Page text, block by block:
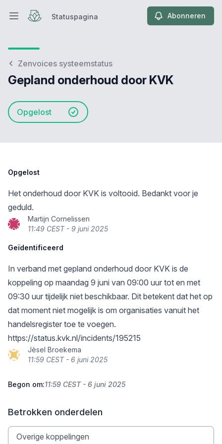
Hoofdmenu openen
Statuspagina Abonneren
Zenvoices systeemstatus
Gepland onderhoud door KVK
Opgelost
Opgelost
Het onderhoud door KVK is voltooid. Bedankt voor je
geduld.
Martijn Cornelissen
11:49 CEST - 9 juni 2025
Geïdentificeerd
In verband met gepland onderhoud door KVK is de
koppeling op maandag 9 juni van 09:00 uur tot en met
09:30 uur tijdelijk niet beschikbaar. Dit betekent dat het op
dat moment niet mogelijk is om organisaties vanuit het
handelsregister toe te voegen.
https://status.kvk.nl/incidents/195215
Jèsel Broekema
11:59 CEST - 6 juni 2025
Begon om:11:59 CEST - 6 juni 2025
Betrokken onderdelen
Overige koppelingen